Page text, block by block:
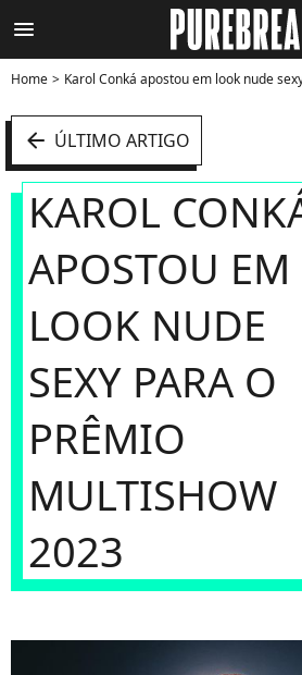
menu
Home Karol Conká apostou em look nude sexy
arrow_left ÚLTIMO ARTIGO
KAROL
APOSTOU EM
LOOK NUDE
SEXY PARA O
PRÊMIO
MULTISHOW
2023